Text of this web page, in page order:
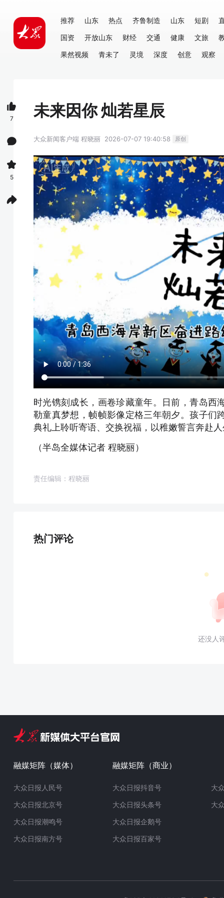
推荐 山东 热点 齐鲁制造 山东 短剧
国资
开放山东 财经 交通 健康 文旅
果然视频
青未了 灵境 深度 创意 观察
未来因你 灿若星辰
大众新闻客户端 程晓丽 2026-07-07 19:40:58 原创
时光镌刻成长，画卷珍藏童年。日前，青岛西
勒童真梦想，帧帧影像定格三年朝夕。孩子们
典礼上聆听寄语、交换祝福，以稚嫩誓言奔赴
（半岛全媒体记者 程晓丽）
责任编辑：程晓丽
热门评论
还没人
7
5
融媒矩阵（媒体）
大众日报人民号
大众日报北京号
大众日报潮鸣号
大众日报南方号
融媒矩阵（商业）
大众日报抖音号
大众日报头条号
大众日报企鹅号
大众日报百家号
大
大